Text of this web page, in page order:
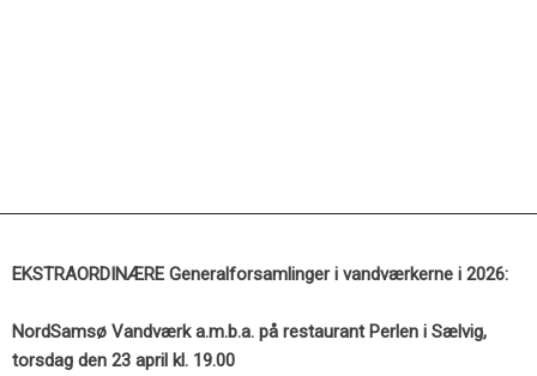
EKSTRAORDINÆRE Generalforsamlinger i vandværkerne i 2026:
NordSamsø Vandværk a.m.b.a. på restaurant Perlen i Sælvig,
torsdag den 23 april kl. 19.00